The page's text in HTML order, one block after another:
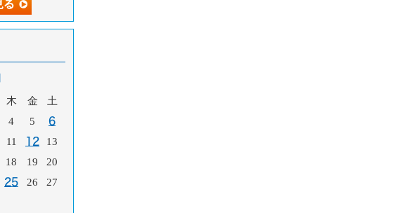
木 金
土
4 5 6
11 12
13
18 19
20
25 26
27